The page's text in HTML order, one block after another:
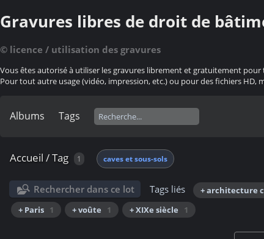
Gravures libres de droit de
© licence / utilisation des gravures
Vous êtes autorisé à utiliser les gravures librement et gratuitement
Pour tout autre usage (vidéo, impression, etc.) ou pour des fichiers HD,
Albums Tags
Accueil /Tag 1 caves et sous-sols
Rechercher dans ce lot Tags liés + architecture
+ Paris 1 + voûte 1 + XIXe siècle 1